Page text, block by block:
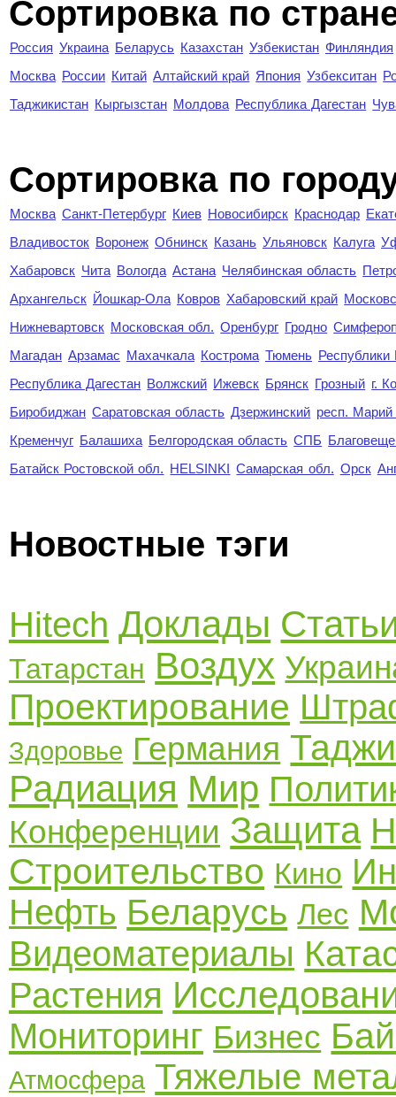
Сортировка по
Россия Украина Беларусь Казахстан Узбекистан Финляндия
Москва России Китай Алтайский край Япония Узбекситан
Таджикистан Кыргызстан Молдова Республика Дагестан
Cортировка по
Москва Санкт-Петербург Киев Новосибирск Краснодар
Владивосток Воронеж Обнинск Казань Ульяновск Калуга
Хабаровск Чита Вологда Астана Челябинская область
Архангельск Йошкар-Ола Ковров Хабаровский край
Нижневартовск Московская обл. Оренбург Гродно
Магадан Арзамас Махачкала Кострома Тюмень Республики
Республика Дагестан Волжский Ижевск Брянск Грозный г.
Биробиджан Саратовская область Дзержинский респ.
Кременчуг Балашиха Белгородская область СПБ
Батайск Ростовской обл. HELSINKI Самарская обл. Орск
Новостные тэги
Hitech Доклады
Татарстан Воздух
Проектирование
Здоровье Германия
Радиация Мир
Конференции Защита
Строительство Кино
Нефть Беларусь Лес
Видеоматериалы
Растения
Мониторинг Бизнес
Атмосфера Тяжелые